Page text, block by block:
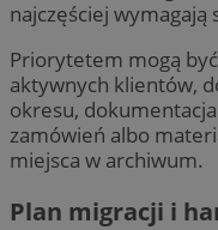
najczęściej
Priorytetem mogą
aktywnych klientów,
okresu,
zamówień albo
miejsca w archiwum.
Plan migracji i